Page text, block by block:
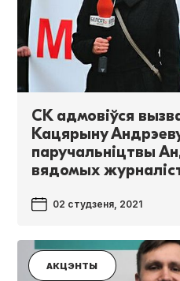
СК адмовіўся
Кацярыну
паручальніцтвы
вядомых
02 студзеня, 2021
АКЦЭНТЫ